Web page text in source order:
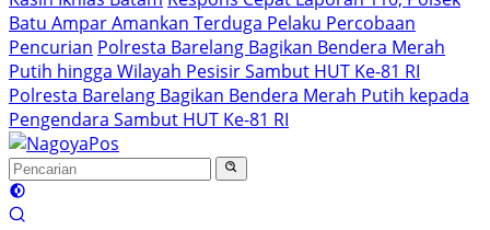
Batu Ampar Amankan Terduga Pelaku Percobaan
Pencurian Polresta Barelang Bagikan Bendera Merah
Putih hingga Wilayah Pesisir Sambut HUT Ke-81 RI
Polresta Barelang Bagikan Bendera Merah Putih kepada
Pengendara Sambut HUT Ke-81 RI